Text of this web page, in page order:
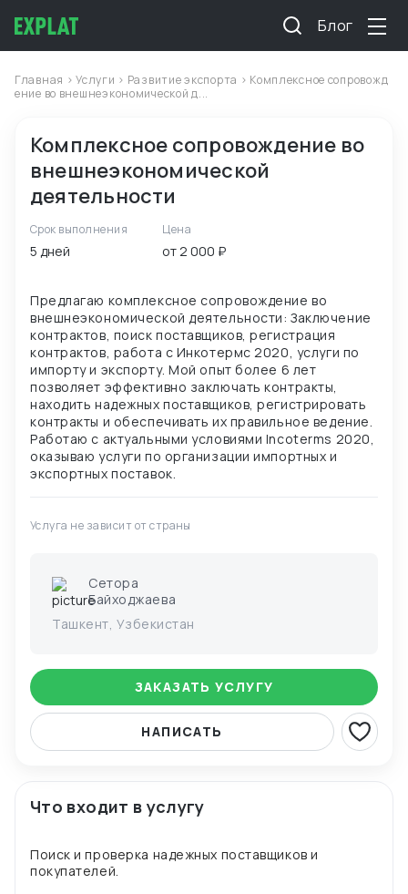
Блог
Главная >Услуги > Развитие экспорта > Комплексное сопровожд
ение во внешнеэкономической д...
Комплексное сопровождение во
внешнеэкономической
деятельности
Срок выполнения
5 дней
Цена
от 2 000 ₽
Предлагаю комплексное сопровождение во
внешнеэкономической деятельности: Заключение
контрактов, поиск поставщиков, регистрация
контрактов, работа с Инкотермс 2020, услуги по
импорту и экспорту. Мой опыт более 6 лет
позволяет эффективно заключать контракты,
находить надежных поставщиков, регистрировать
контракты и обеспечивать их правильное ведение.
Работаю с актуальными условиями Incoterms 2020,
оказываю услуги по организации импортных и
Услуга не зависит от страны
Сетора
Байходжаева
Ташкент, Узбекистан
ЗАКАЗАТЬ УСЛУГУ
НАПИСАТЬ
Что входит в услугу
Поиск и проверка надежных поставщиков и
покупателей.